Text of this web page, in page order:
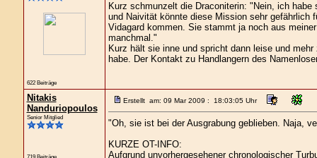
622 Beiträge
Kurz schmunzelt die Draconiterin: "Nein, ich
und Naivität könnte diese Mission sehr gefährlich
Vidagard kommen. Sie stammt ja noch aus
manchmal."
Kurz hält sie inne und spricht dann leise und
habe. Der Kontakt zu Handlangern des
Nitakis
Nanduriopoulos
Senior Mitglied
719 Beiträge
Erstellt am: 09 Mar 2009 : 18:03:05 Uhr
"Oh, sie ist bei der Ausgrabung geblieben. Naja,
KURZE OT-INFO:
Aufgrund unvorhergesehener chronologischer